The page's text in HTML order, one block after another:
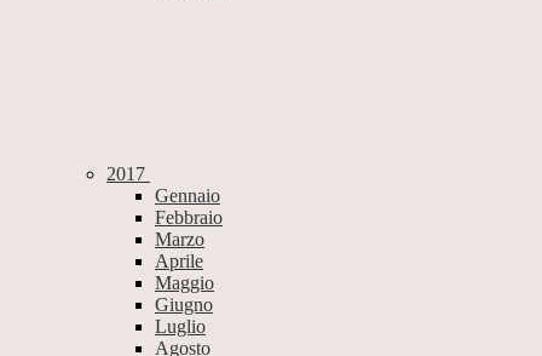
2017
Gennaio
Febbraio
Marzo
Aprile
Maggio
Giugno
Luglio
Agosto